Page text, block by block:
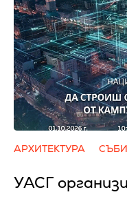
АРХИТЕКТУРА
УАСГ